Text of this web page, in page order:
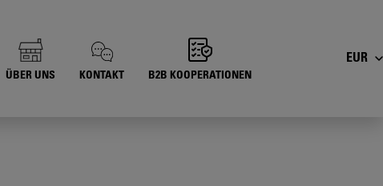
ÜBER UNS KONTAKT B2B KOOPERATIONEN
EUR